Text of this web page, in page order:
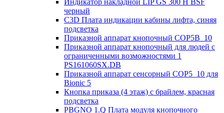
Индикатор накладной LIP GS 300 H BSF
черный
C3D Плата индикации кабины лифта, синяя
подсветка
Приказной аппарат кнопочный COP5B_10
Приказной аппарат кнопочный для людей с
ограниченными возможностями 1
PS161060SX.DB
Приказной аппарат сенсорный COP5_10 для
Bionic 5
Кнопка приказа (4 этаж) с брайлем, красная
подсветка
PBGNO 1.Q Плата модуля кнопочного